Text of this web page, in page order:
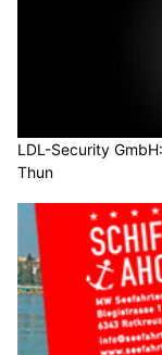
LDL-Security
Thun